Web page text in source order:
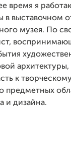
время я
в выставочном
музея. По
к
предметных
и дизайна.